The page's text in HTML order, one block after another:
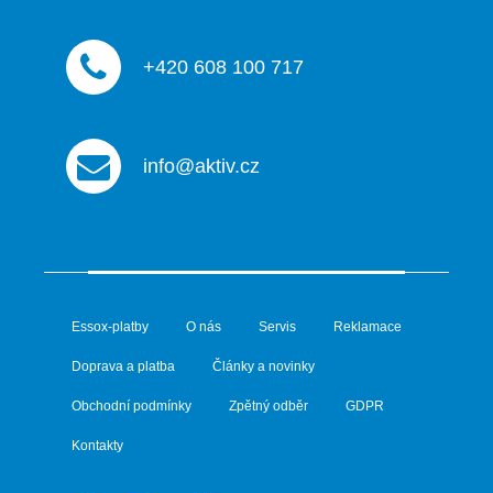
+420 608 100 717
info@aktiv.cz
Essox-platby O nás Servis Reklamace
Doprava a platba Články a novinky
Obchodní podmínky Zpětný odběr GDPR
Kontakty